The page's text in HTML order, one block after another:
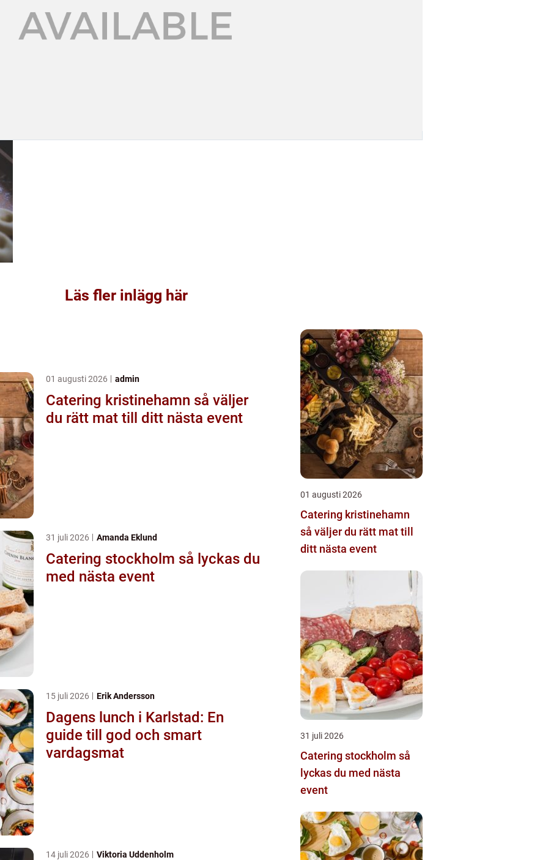
Läs fler inlägg här
01 augusti 2026 admin
Catering kristinehamn så väljer
du rätt mat till ditt nästa event
31 juli 2026 Amanda Eklund
Catering stockholm så lyckas du
med nästa event
15 juli 2026 Erik Andersson
Dagens lunch i Karlstad: En
guide till god och smart
vardagsmat
14 juli 2026 Viktoria Uddenholm
01 augusti 2026
Catering kristinehamn
så väljer du rätt mat till
ditt nästa event
31 juli 2026
Catering stockholm så
lyckas du med nästa
event